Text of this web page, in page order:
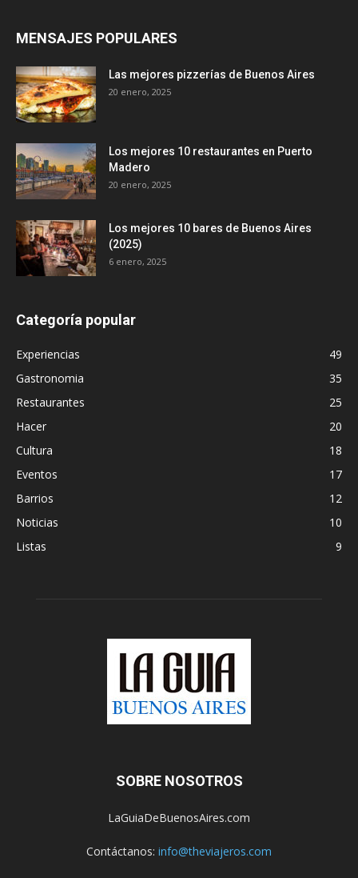
MENSAJES POPULARES
Las mejores pizzerías de Buenos Aires
20 enero, 2025
Los mejores 10 restaurantes en Puerto
Madero
20 enero, 2025
Los mejores 10 bares de Buenos Aires
(2025)
6 enero, 2025
Categoría popular
Experiencias
49
Gastronomia
35
Restaurantes
25
Hacer
20
Cultura
18
Eventos
17
Barrios
12
Noticias
10
Listas
9
SOBRE NOSOTROS
LaGuiaDeBuenosAires.com
Contáctanos: info@theviajeros.com